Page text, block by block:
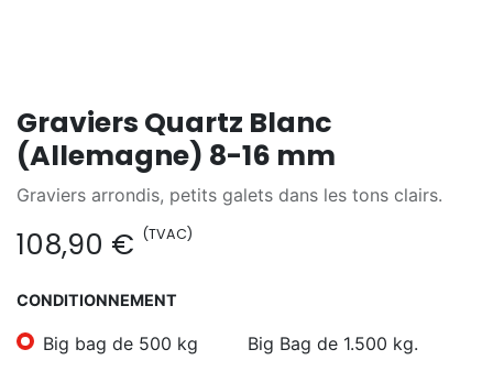
Graviers Quartz Blanc
(Allemagne) 8-16 mm
Graviers arrondis, petits galets dans les tons clairs.
108,90 € (TVAC)
CONDITIONNEMENT
Big bag de 500 kg Big Bag de 1.500 kg.